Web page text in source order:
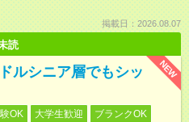
掲載日：2026.08.07
読
NEW
ルシニア層でもシッ
OK 大学生歓迎
ブランクOK